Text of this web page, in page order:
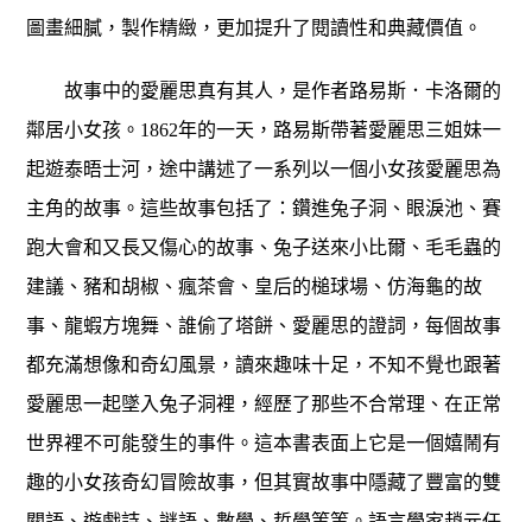
圖畫細膩，製作精緻，更加提升了閱讀性和典藏價值。
故事中的愛麗思真有其人，是作者路易斯．卡洛爾的
鄰居小女孩。1862年的一天，路易斯帶著愛麗思三姐妹一
起遊泰晤士河，途中講述了一系列以一個小女孩愛麗思為
主角的故事。這些故事包括了：鑽進兔子洞、眼淚池、賽
跑大會和又長又傷心的故事、兔子送來小比爾、毛毛蟲的
建議、豬和胡椒、瘋茶會、皇后的槌球場、仿海龜的故
事、龍蝦方塊舞、誰偷了塔餅、愛麗思的證詞，每個故事
都充滿想像和奇幻風景，讀來趣味十足，不知不覺也跟著
愛麗思一起墜入兔子洞裡，經歷了那些不合常理、在正常
世界裡不可能發生的事件。這本書表面上它是一個嬉鬧有
趣的小女孩奇幻冒險故事，但其實故事中隱藏了豐富的雙